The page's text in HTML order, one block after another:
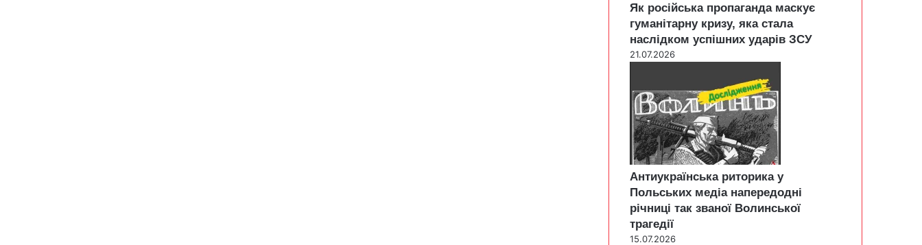
Як російська пропаганда маскує
гуманітарну кризу, яка стала
наслідком успішних ударів ЗСУ
21.07.2026
Антиукраїнська риторика у
Польських медіа напередодні
річниці так званої Волинської
трагедії
15.07.2026